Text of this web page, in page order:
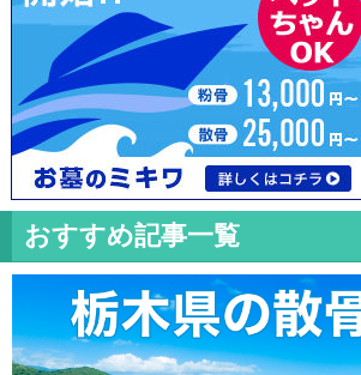
おすすめ記事一覧